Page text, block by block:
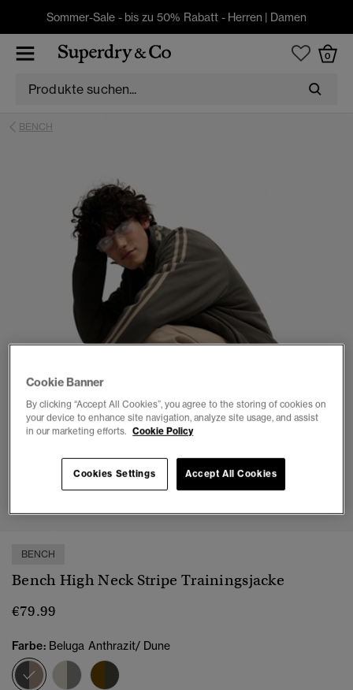
Sommer-Sale - bis zu 50% Rabatt - Herren | Damen
0
BENCH
1 2 3 4 5
BENCH
Bench High Neck Stripe Trainingsjacke
€79.99
Farbe: Beluga Anthrazit/ Dune
Ausgewählt
Cookie Banner
By clicking “Accept All Cookies”, you agree to the storing of cookies on
your device to enhance site navigation, analyze site usage, and assist
in our marketing efforts. Cookie Policy
Accept All Cookies
Cookies Settings